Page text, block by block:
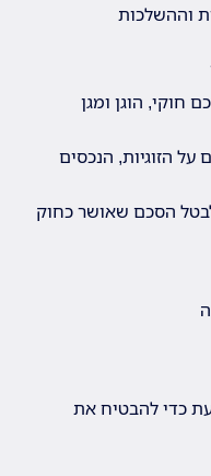
וההשלכות
חוקי, הוגן ומגן
על הזוגיות, הנכסים
הסכם שאושר כחוק
כדי להבטיח את